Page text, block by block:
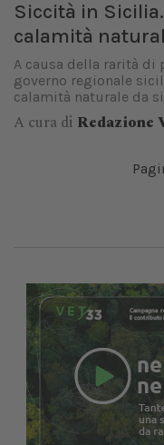
Siccità in
calamità
A causa della rarità
governo regionale
calamità naturale da
A cura di Redazione